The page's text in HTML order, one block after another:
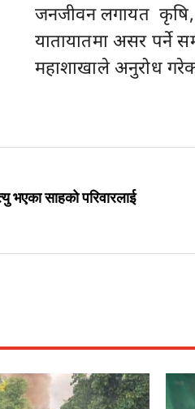
जनजीवन लगायत कृषि,
यातायातमा असर पर्ने
महाशाखाले अनुरोध
भएका साहको परिवारलाई